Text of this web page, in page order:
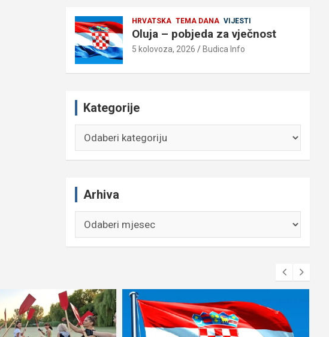
HRVATSKA TEMA DANA VIJESTI
Oluja – pobjeda za vječnost
5 kolovoza, 2026 Budica Info
Kategorije
Arhiva